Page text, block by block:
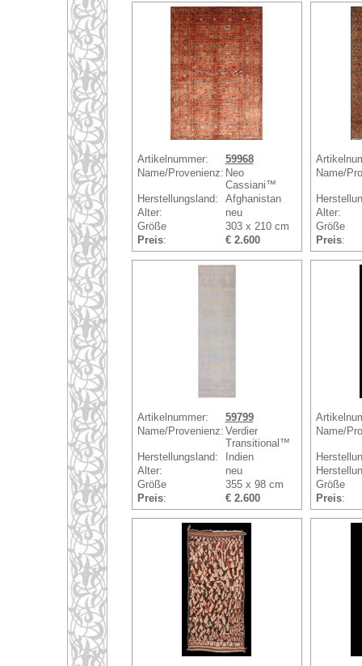
Artikelnummer:
59968
Name/Provenienz: Neo
Cassiani™
Herstellungsland:
Afghanistan
Alter:
neu
Größe
303 x 210 cm
Preis: € 2.600
Name/
Alter:
Größe
Preis:
Artikelnummer:
59799
Name/Provenienz: Verdier
Transitional™
Herstellungsland:
Indien
Alter:
neu
Größe
355 x 98 cm
Preis: € 2.600
Name/
Größe
Preis: